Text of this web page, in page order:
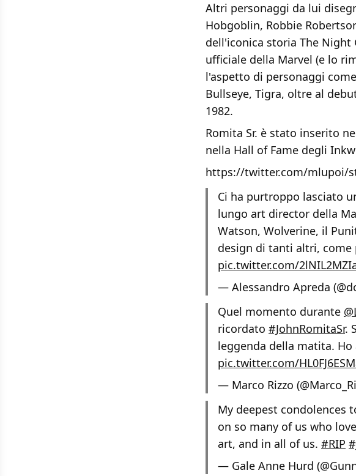
Altri personaggi da lui
Hobgoblin, Robbie
dell'iconica storia The Night
ufficiale della Marvel (e lo
l'aspetto di personaggi
Bullseye, Tigra, oltre al
1982.
Romita Sr. è stato inserito
nella Hall of Fame degli
https://twitter.com/mlupoi/
Ci ha purtroppo lasciato
lungo art director della
Watson, Wolverine, il
design di tanti altri, come
pic.twitter.com/
— Alessandro Apreda
Quel momento durante
ricordato #JohnRomitaSr.
leggenda della matita.
pic.twitter.com/
— Marco Rizzo
My deepest condolences
on so many of us who
art, and in all of us. #RIP
— Gale Anne Hurd